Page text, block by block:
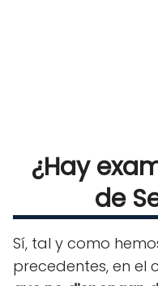
¿Hay
de
Sí, tal y como
precedentes, en el